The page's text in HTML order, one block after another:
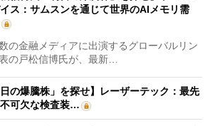
ス：サムスンを通じて世界のAIメモリ需
の金融メディアに出演するグローバルリン
の戸松信博氏が、最新…
日の爆騰株」を探せ】レーザーテック：最先
可欠な検査装…